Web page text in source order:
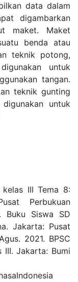
data dalam
digambarkan
maket. Maket
benda atau
teknik potong,
untuk
tangan.
teknik gunting
untuk
kelas III Tema 8:
Perbukuan
Buku Siswa SD
Jakarta: Pusat
2021. BPSC
III. Jakarta: Bumi